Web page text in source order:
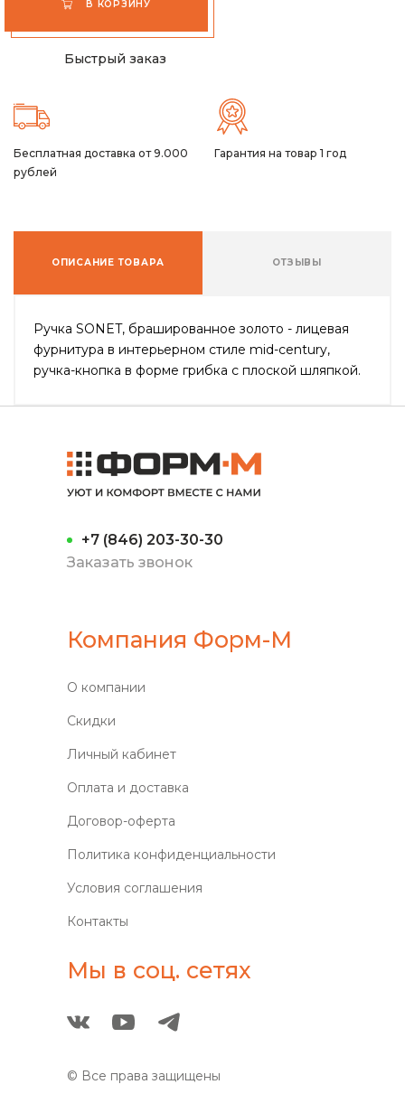
В КОРЗИНУ
Быстрый заказ
Бесплатная доставка от 9.000
рублей
Гарантия на товар 1 год
ОПИСАНИЕ ТОВАРА ОТЗЫВЫ
Ручка SONET, брашированное золото - лицевая
фурнитура в интерьерном стиле mid-century,
ручка-кнопка в форме грибка с плоской шляпкой.
+7 (846) 203-30-30
Заказать звонок
Компания Форм-М
О компании
Скидки
Личный кабинет
Оплата и доставка
Договор-оферта
Политика конфиденциальности
Условия соглашения
Контакты
Мы в соц. сетях
© Все права защищены